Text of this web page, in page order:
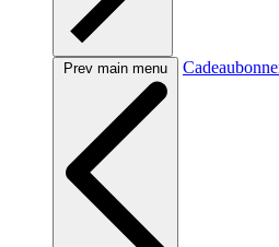
Prev main menu